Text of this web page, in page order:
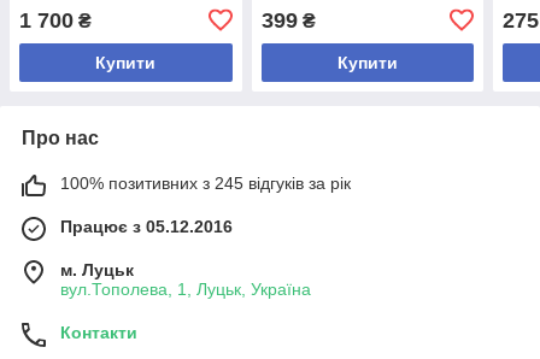
1 700 ₴
Купити
399₴
Купити
275
Про нас
100% позитивних з 245 відгуків за рік
Працює з 05.12.2016
м. Луцьк
вул.Тополева, 1, Луцьк, Україна
Контакти